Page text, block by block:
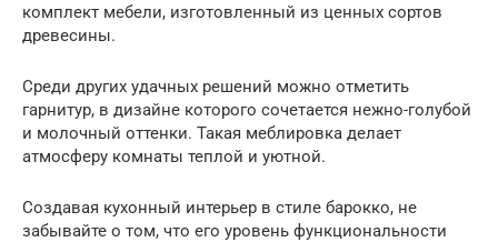
комплект мебели, изготовленный из ценных сортов
древесины.
Среди других удачных решений можно отметить
гарнитур, в дизайне которого сочетается нежно-голубой
и молочный оттенки. Такая меблировка делает
атмосферу комнаты теплой и уютной.
Создавая кухонный интерьер в стиле барокко, не
забывайте о том, что его уровень функциональности